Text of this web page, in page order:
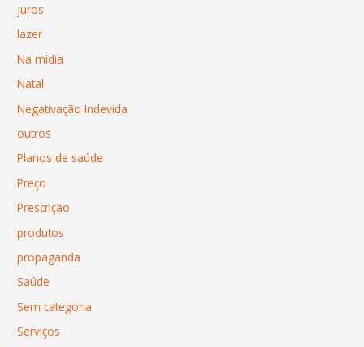
juros
lazer
Na mídia
Natal
Negativação Indevida
outros
Planos de saúde
Preço
Prescrição
produtos
propaganda
Saúde
Sem categoria
Serviços